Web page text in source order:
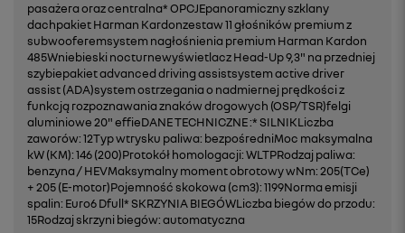
pasażera oraz centralna* OPCJEpanoramiczny szklany
dachpakiet Harman Kardonzestaw 11 głośników premium z
subwooferemsystem nagłośnienia premium Harman Kardon
485Wniebieski nocturnewyświetlacz Head-Up 9,3" na przedniej
szybiepakiet advanced driving assistsystem active driver
assist (ADA)system ostrzegania o nadmiernej prędkości z
funkcją rozpoznawania znaków drogowych (OSP/TSR)felgi
aluminiowe 20" effieDANE TECHNICZNE :* SILNIKLiczba
zaworów: 12Typ wtrysku paliwa: bezpośredniMoc maksymalna
kW (KM): 146 (200)Protokół homologacji: WLTPRodzaj paliwa:
benzyna / HEVMaksymalny moment obrotowy wNm: 205(TCe)
+ 205 (E-motor)Pojemność skokowa (cm3): 1199Norma emisji
spalin: Euro6 Dfull* SKRZYNIA BIEGÓWLiczba biegów do przodu:
15Rodzaj skrzyni biegów: automatyczna